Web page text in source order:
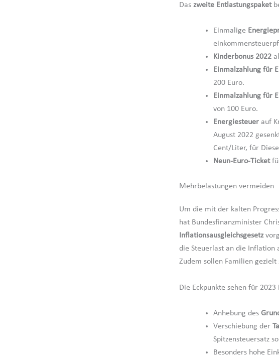
Das zweite Entlastungspaket
Einmalige
Kinderbonus 2022
Einmalzahlung für
200 Euro.
Einmalzahlung für
von 100 Euro.
Energiesteuer auf
August 2022
Cent/Liter, für
Neun-Euro-Ticket
Mehrbelastungen vermeiden
Um die mit der kalten
hat Bundesfinanzminister
Inflationsausgleichsgesetz
die Steuerlast an die Inflation
Zudem sollen Familien
Die Eckpunkte sehen für
Anhebung des
Verschiebung der
Spitzensteuersatz
Besonders hohe